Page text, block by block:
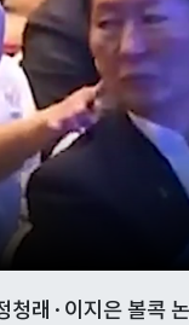
래·이지은 볼콕